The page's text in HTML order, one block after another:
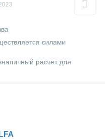
силами
расчет для